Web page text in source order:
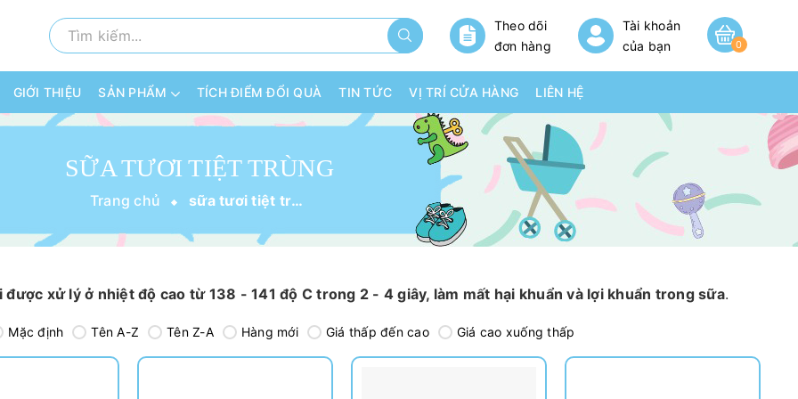
Theo dõi
đơn hàng
Tài khoản
của bạn
0
GIỚI THIỆU SẢN PHẨM TÍCH ĐIỂM ĐỔI QUÀ TIN TỨC VỊ TRÍ CỬA HÀNG LIÊN HỆ
SỮA TƯƠI TIỆT TRÙNG
Trang chủ sữa tươi tiệt trùng
được xử lý ở nhiệt độ cao từ 138 - 141 độ C trong 2 - 4 giây, làm mất hại khuẩn và lợi khuẩn trong sữa.
Mặc định Tên A-Z Tên Z-A Hàng mới Giá thấp đến cao Giá cao xuống thấp